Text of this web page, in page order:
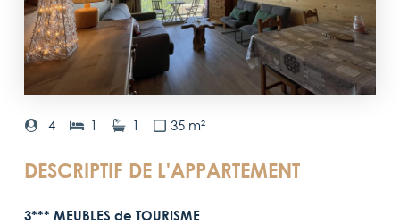
4 1 1 35 m²
DESCRIPTIF DE L'APPARTEMENT
3*** MEUBLES de TOURISME